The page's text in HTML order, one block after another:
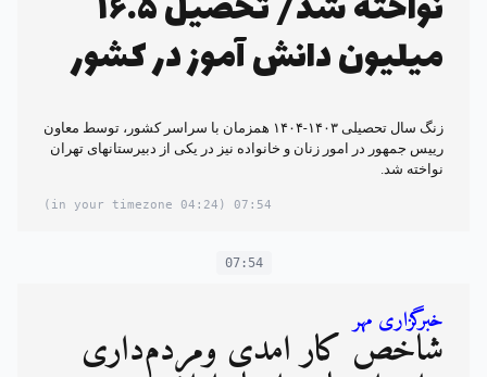
میلیون دانش آموز در کشور
زنگ سال تحصیلی ۱۴۰۳-۱۴۰۴ همزمان با سراسر کشور، توسط معاون
رییس جمهور در امور زنان و خانواده نیز در یکی از دبیرستانهای تهران
نواخته شد.
07:54
(04:24 in your timezone)
07:54
خبرگزاری مهر
شاخص کار آمدی ومردم‌داری